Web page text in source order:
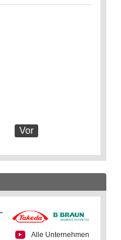
Vor
Alle Unternehmen